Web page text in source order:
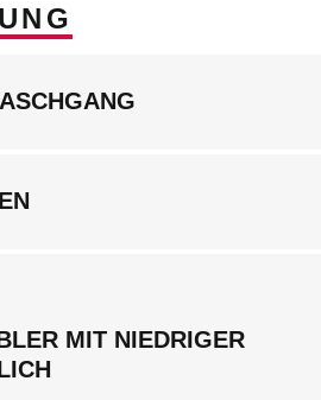
MIT NIEDRIGER